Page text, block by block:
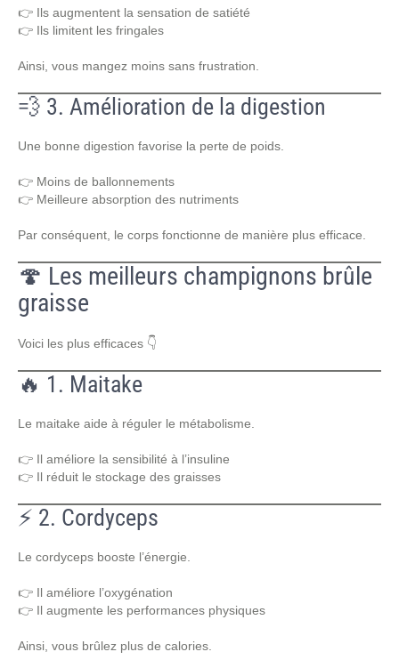
👉 Ils augmentent la sensation de satiété
👉 Ils limitent les fringales
Ainsi, vous mangez moins sans frustration.
💨 3. Amélioration de la digestion
Une bonne digestion favorise la perte de poids.
👉 Moins de ballonnements
👉 Meilleure absorption des nutriments
Par conséquent, le corps fonctionne de manière plus efficace.
🍄 Les meilleurs champignons brûle
graisse
Voici les plus efficaces 👇
🔥 1. Maitake
Le maitake aide à réguler le métabolisme.
👉 Il améliore la sensibilité à l’insuline
👉 Il réduit le stockage des graisses
⚡ 2. Cordyceps
Le cordyceps booste l’énergie.
👉 Il améliore l’oxygénation
👉 Il augmente les performances physiques
Ainsi, vous brûlez plus de calories.